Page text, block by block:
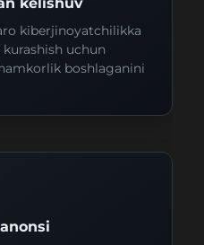
kiberjinoyatchilikka
uchun
boshlaganini